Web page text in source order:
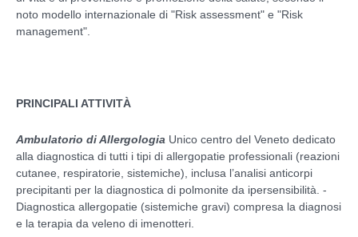
noto modello internazionale di "Risk assessment" e "Risk
management".
PRINCIPALI ATTIVITÀ
Ambulatorio di Allergologia Unico centro del Veneto dedicato
alla diagnostica di tutti i tipi di allergopatie professionali (reazioni
cutanee, respiratorie, sistemiche), inclusa l’analisi anticorpi
precipitanti per la diagnostica di polmonite da ipersensibilità. -
Diagnostica allergopatie (sistemiche gravi) compresa la diagnosi
e la terapia da veleno di imenotteri.